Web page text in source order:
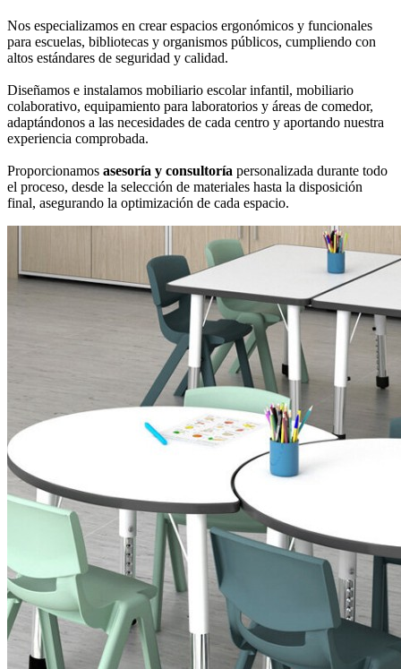
Nos especializamos en crear espacios ergonómicos y funcionales
para escuelas, bibliotecas y organismos públicos, cumpliendo con
altos estándares de seguridad y calidad.
Diseñamos e instalamos mobiliario escolar infantil, mobiliario
colaborativo, equipamiento para laboratorios y áreas de comedor,
adaptándonos a las necesidades de cada centro y aportando nuestra
experiencia comprobada.
Proporcionamos asesoría y consultoría personalizada durante todo
el proceso, desde la selección de materiales hasta la disposición
final, asegurando la optimización de cada espacio.